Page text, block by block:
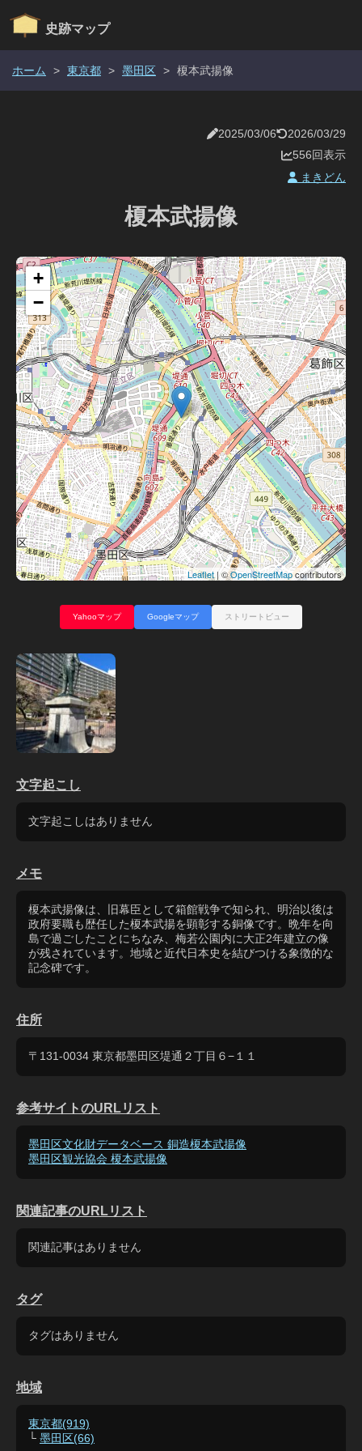
史跡マップ
ホーム > 東京都 > 墨田区 > 榎本武揚像
2025/03/06
2026/03/29
556回表示
まきどん
榎本武揚像
+
−
Leaflet | ©OpenStreetMapcontributors
Yahooマップ Googleマップ ストリートビュー
文字起こし
文字起こしはありません
メモ
榎本武揚像は、旧幕臣として箱館戦争で知られ、明治以後は
政府要職も歴任した榎本武揚を顕彰する銅像です。晩年を向
島で過ごしたことにちなみ、梅若公園内に大正2年建立の像
が残されています。地域と近代日本史を結びつける象徴的な
記念碑です。
住所
〒131-0034 東京都墨田区堤通２丁目６−１１
参考サイトのURLリスト
墨田区文化財データベース 銅造榎本武揚像
墨田区観光協会 榎本武揚像
関連記事のURLリスト
関連記事はありません
タグ
タグはありません
地域
東京都(919)
└ 墨田区(66)